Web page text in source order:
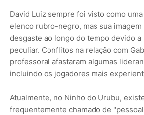
David Luiz sempre foi visto como
elenco rubro-negro, mas sua imagem
desgaste ao longo do tempo devido a
peculiar. Conflitos na relação com
professoral afastaram algumas
incluindo os jogadores mais
Atualmente, no Ninho do Urubu,
frequentemente chamado de